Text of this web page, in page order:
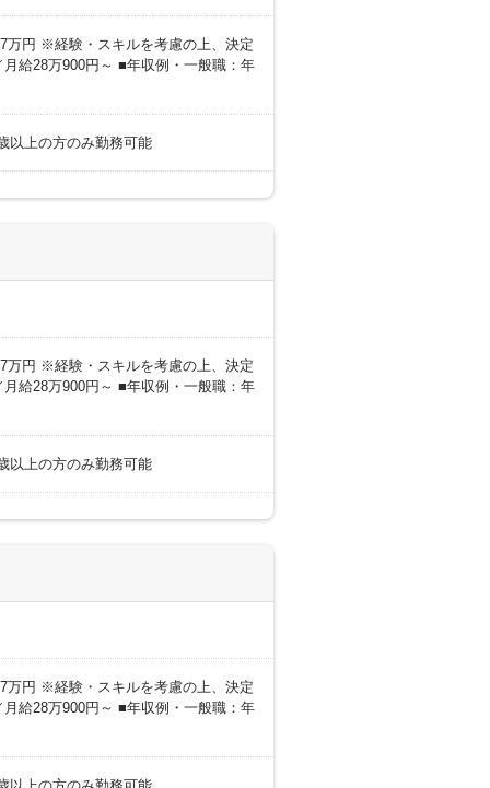
万円 ※経験・スキルを考慮の上、決定
給28万900円～ ■年収例・一般職：年
以上の方のみ勤務可能
万円 ※経験・スキルを考慮の上、決定
給28万900円～ ■年収例・一般職：年
以上の方のみ勤務可能
万円 ※経験・スキルを考慮の上、決定
給28万900円～ ■年収例・一般職：年